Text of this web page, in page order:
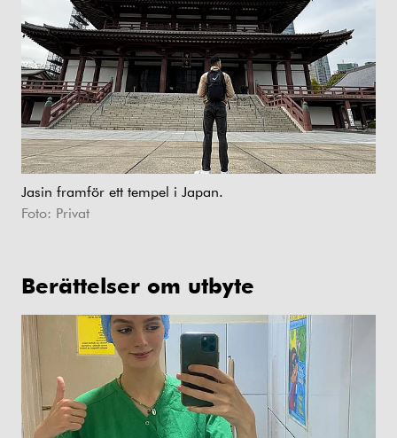
Jasin framför ett tempel i Japan.
Foto: Privat
Berättelser om utbyte